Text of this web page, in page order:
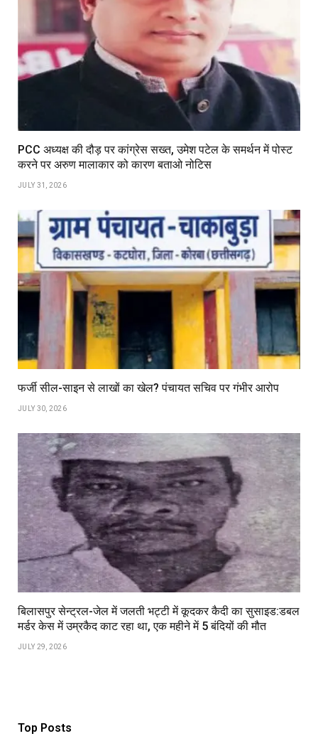
PCC अध्यक्ष की दौड़ पर कांग्रेस सख्त, उमेश पटेल के समर्थन में पोस्ट
करने पर अरुण मालाकार को कारण बताओ नोटिस
JULY 31, 2026
फर्जी सील-साइन से लाखों का खेल? पंचायत सचिव पर गंभीर आरोप
JULY 30, 2026
बिलासपुर सेन्ट्रल-जेल में जलती भट्टी में कूदकर कैदी का सुसाइड:डबल
मर्डर केस में उम्रकैद काट रहा था, एक महीने में 5 बंदियों की मौत
JULY 29, 2026
Top Posts